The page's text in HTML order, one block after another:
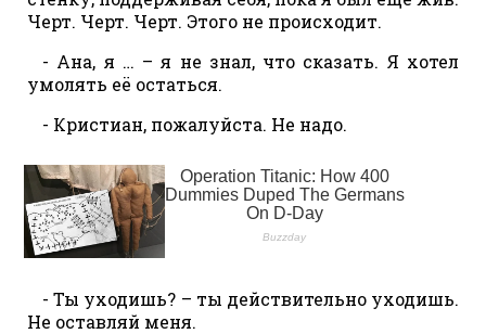
Черт. Черт. Черт. Этого не происходит.
- Ана, я … – я не знал, что сказать. Я хотел
умолять её остаться.
- Кристиан, пожалуйста. Не надо.
- Ты уходишь? – ты действительно уходишь.
Не оставляй меня.